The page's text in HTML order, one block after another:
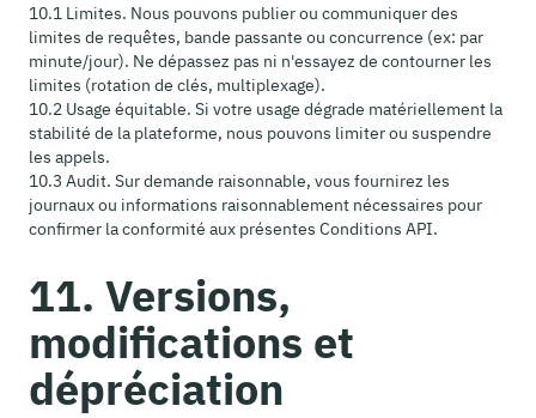
10.1 Limites. Nous pouvons publier ou communiquer des
limites de requêtes, bande passante ou concurrence (ex: par
minute/jour). Ne dépassez pas ni n'essayez de contourner les
limites (rotation de clés, multiplexage).
10.2 Usage équitable. Si votre usage dégrade matériellement la
stabilité de la plateforme, nous pouvons limiter ou suspendre
les appels.
10.3 Audit. Sur demande raisonnable, vous fournirez les
journaux ou informations raisonnablement nécessaires pour
confirmer la conformité aux présentes Conditions API.
11. Versions,
modifications et
dépréciation